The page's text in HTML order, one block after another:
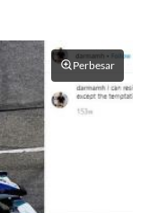
Perbesar